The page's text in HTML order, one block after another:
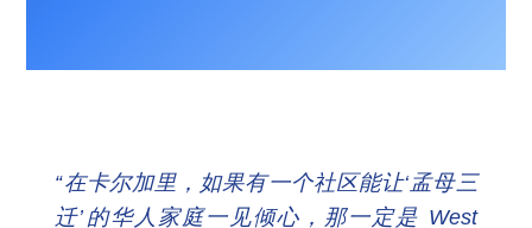
“在卡尔加里，如果有一个社区能让‘孟母三
迁’的华人家庭一见倾心，那一定是 West